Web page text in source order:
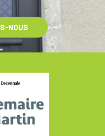
NOUS